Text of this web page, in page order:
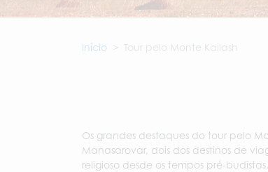
Início Tour pelo Monte Kailash
Os grandes destaques do tour pelo
Manasarovar, dois dos destinos de
religioso desde os tempos pré-